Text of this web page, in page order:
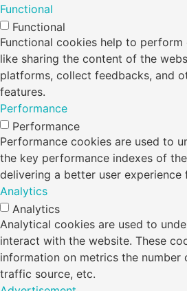
Functional
Functional
Functional cookies help to
like sharing the content of the
platforms, collect feedbacks, and
features.
Performance
Performance
Performance cookies are used to
the key performance indexes of
delivering a better user experience
Analytics
Analytics
Analytical cookies are used to
interact with the website. These
information on metrics the number
traffic source, etc.